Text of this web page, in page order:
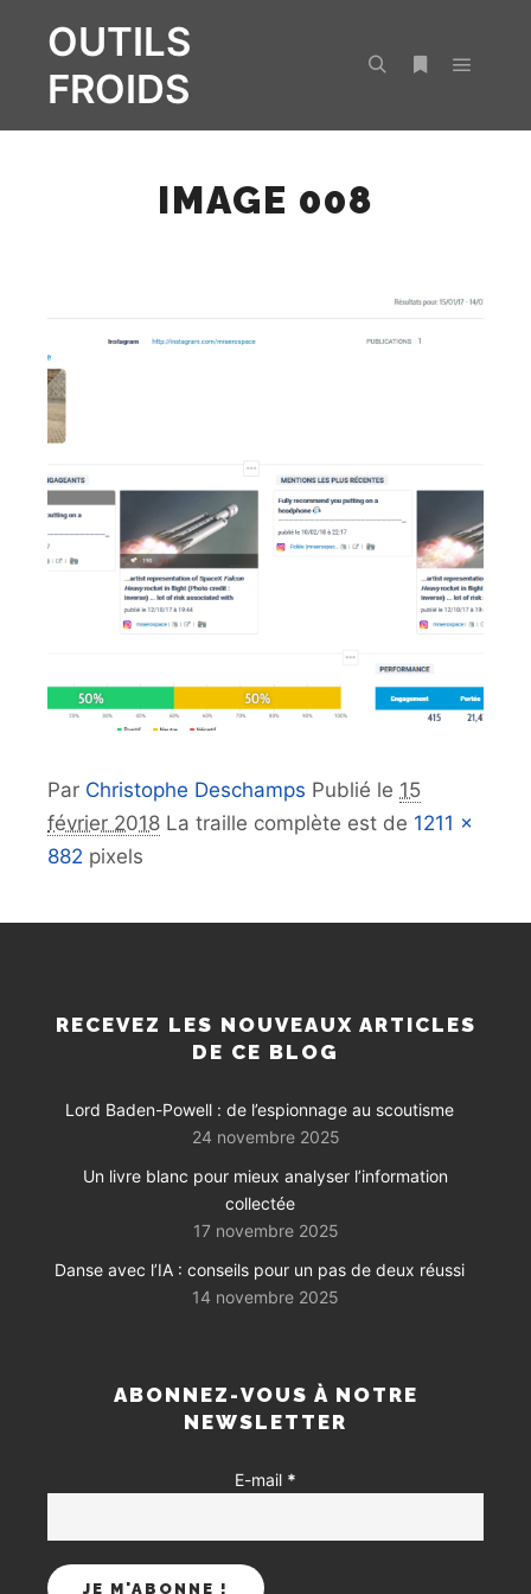
OUTILS
FROIDS
IMAGE 008
Par Christophe Deschamps Publié le 15
février 2018 La traille complète est de 1211 ×
882 pixels
RECEVEZ LES NOUVEAUX ARTICLES
DE CE BLOG
Lord Baden-Powell : de l’espionnage au scoutisme
24 novembre 2025
Un livre blanc pour mieux analyser l’information
collectée
17 novembre 2025
Danse avec l’IA : conseils pour un pas de deux réussi
14 novembre 2025
ABONNEZ-VOUS À NOTRE
NEWSLETTER
E-mail *